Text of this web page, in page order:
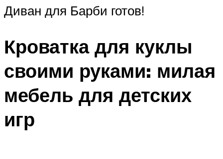
Диван для Барби готов!
Кроватка для куклы
своими руками: милая
мебель для детских
игр